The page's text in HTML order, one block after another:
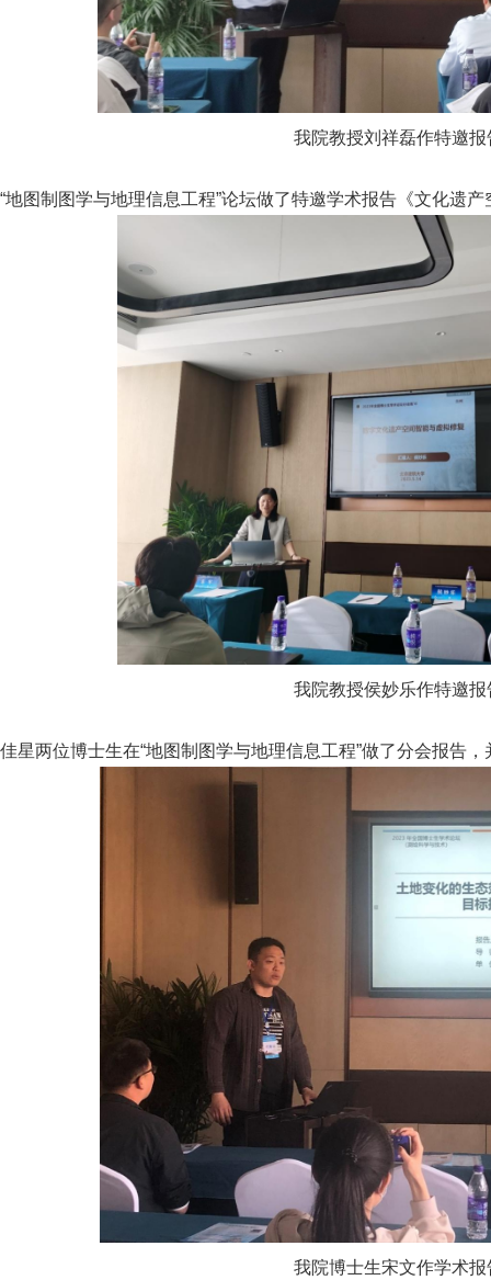
我院教授刘祥磊作特邀报
地图制图学与地理信息工程”论坛做了特邀学术报告《文化遗
我院教授侯妙乐作特邀报
星两位博士生在“地图制图学与地理信息工程”做了分会报告
我院博士生宋文作学术报